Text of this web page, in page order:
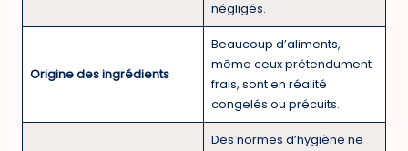
négligés.
Origine des ingrédients
Beaucoup d’aliments,
même ceux prétendument
frais, sont en réalité
congelés ou précuits.
Des normes d’hygiène ne